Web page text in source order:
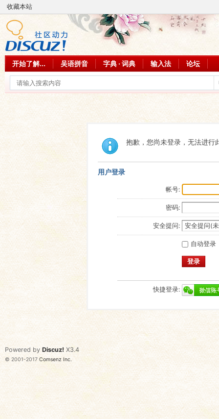
收藏本站
开始了解... 吴语拼音 字典 · 词典 输入法 论坛
抱歉，您尚未登录，无法进行
用户登录
帐号:
密码:
安全提问:
自动登录
登录
快捷登录:
Powered by Discuz! X3.4
© 2001-2017 Comsenz Inc.